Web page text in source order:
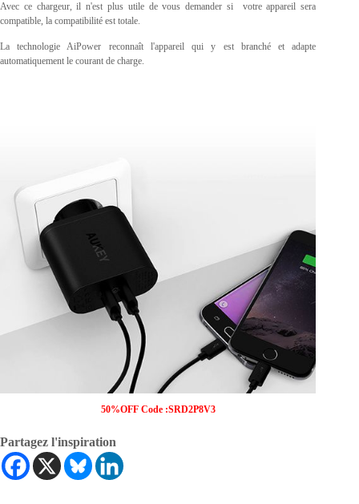
Avec ce chargeur, il n'est plus utile de vous demander si votre appareil sera
compatible, la compatibilité est totale.
La technologie AiPower reconnaît l'appareil qui y est branché et adapte
automatiquement le courant de charge.
50%OFF Code :SRD2P8V3
Partagez l'inspiration